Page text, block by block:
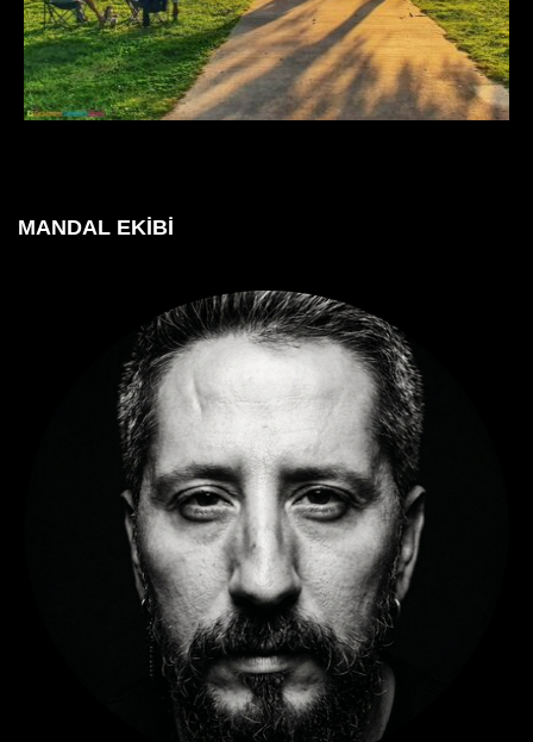
MANDAL EKIBI